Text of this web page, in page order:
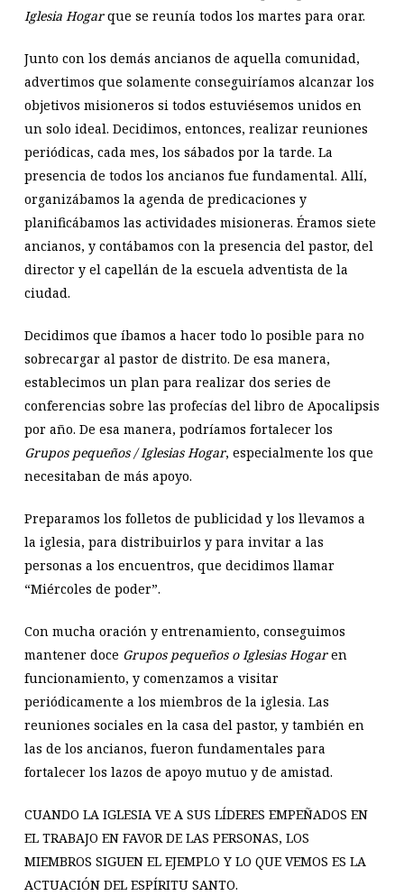
Iglesia Hogarque se reunía todos los martes para orar.
Junto con los demás ancianos de aquella comunidad,
advertimos que solamente conseguiríamos alcanzar los
objetivos misioneros si todos estuviésemos unidos en
un solo ideal. Decidimos, entonces, realizar reuniones
periódicas, cada mes, los sábados por la tarde. La
presencia de todos los ancianos fue fundamental. Allí,
organizábamos la agenda de predicaciones y
planificábamos las actividades misioneras. Éramos siete
ancianos, y contábamos con la presencia del pastor, del
director y el capellán de la escuela adventista de la
ciudad.
Decidimos que íbamos a hacer todo lo posible para no
sobrecargar al pastor de distrito. De esa manera,
establecimos un plan para realizar dos series de
conferencias sobre las profecías del libro de Apocalipsis
por año. De esa manera, podríamos fortalecer los
Grupos pequeños / Iglesias Hogar, especialmente los que
necesitaban de más apoyo.
Preparamos los folletos de publicidad y los llevamos a
la iglesia, para distribuirlos y para invitar a las
personas a los encuentros, que decidimos llamar
“Miércoles de poder”.
Con mucha oración y entrenamiento, conseguimos
mantener doce Grupos pequeños o Iglesias Hogaren
funcionamiento, y comenzamos a visitar
periódicamente a los miembros de la iglesia. Las
reuniones sociales en la casa del pastor, y también en
las de los ancianos, fueron fundamentales para
fortalecer los lazos de apoyo mutuo y de amistad.
CUANDO LA IGLESIA VE A SUS LÍDERES EMPEÑADOS EN
EL TRABAJO EN FAVOR DE LAS PERSONAS, LOS
MIEMBROS SIGUEN EL EJEMPLO Y LO QUE VEMOS ES LA
ACTUACIÓN DEL ESPÍRITU SANTO.